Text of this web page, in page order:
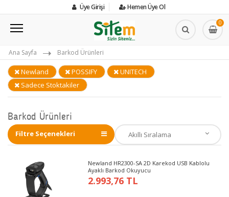
Üye Girişi Hemen Üye Ol
0
Ana Sayfa Barkod Ürünleri
Newland POSSIFY
UNITECH
Sadece Stoktakiler
Barkod Ürünleri
Filtre Seçenekleri
Newland HR2300-SA 2D Karekod USB Kablolu
Ayaklı Barkod Okuyucu
2.993,76 TL